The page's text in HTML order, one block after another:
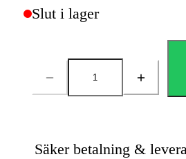
Slut i lager
Antal
Säker betalning &